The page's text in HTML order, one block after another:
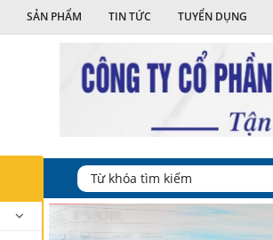
SẢN PHẨM TIN TỨC TUYỂN DỤNG